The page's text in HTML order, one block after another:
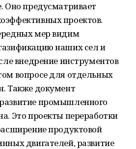
Оно предусматривает
проектов.
мер видим
наших сел и
внедрение инструментов
вопросе для отдельных
Также документ
промышленного
Это проекты переработки
продуктовой
двигателей, развитие